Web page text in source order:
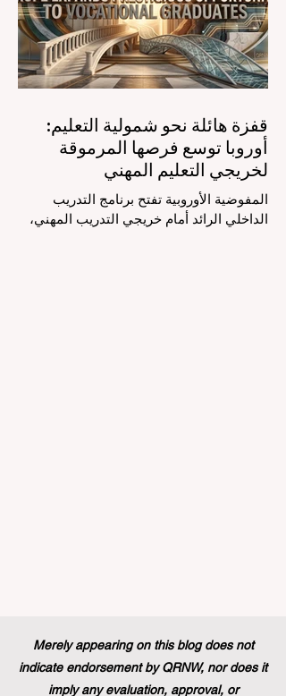
حقيقية في مهنة التدريس. ومن خلال الأتمتة
الناجحة للمهام الإدارية التي تستغرق وقتاً
طويلاً، تبشر هذه الأدوات المتقدمة بعصر
قفزة هائلة نحو شمولية التعليم:
أوروبا توسع فرصها المرموقة
لخريجي التعليم المهني
المفوضية الأوروبية تفتح برنامج التدريب
الداخلي الرائد أمام خريجي التدريب المهني،
Merely appearing on this blog does not
indicate endorsement by QRNW, nor does it
imply any evaluation, approval, or